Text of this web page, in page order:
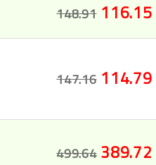
148.91 116.15
147.16 114.79
499.64 389.72